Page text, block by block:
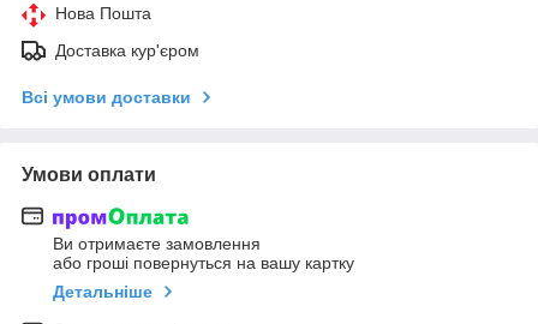
Нова Пошта
Доставка кур'єром
Всі умови доставки
Умови оплати
Ви отримаєте замовлення
або гроші повернуться на вашу картку
Детальніше